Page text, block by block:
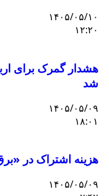
۱۴۰۵/۰۵/۱۰
۱۲:۲۰
هشدار گمرک برای
شد
۱۴۰۵/۰۵/۰۹
۱۸:۰۱
هزینه اشتراک در
۱۴۰۵/۰۵/۰۹